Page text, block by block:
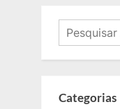
Pesquisar
por:
Categorias